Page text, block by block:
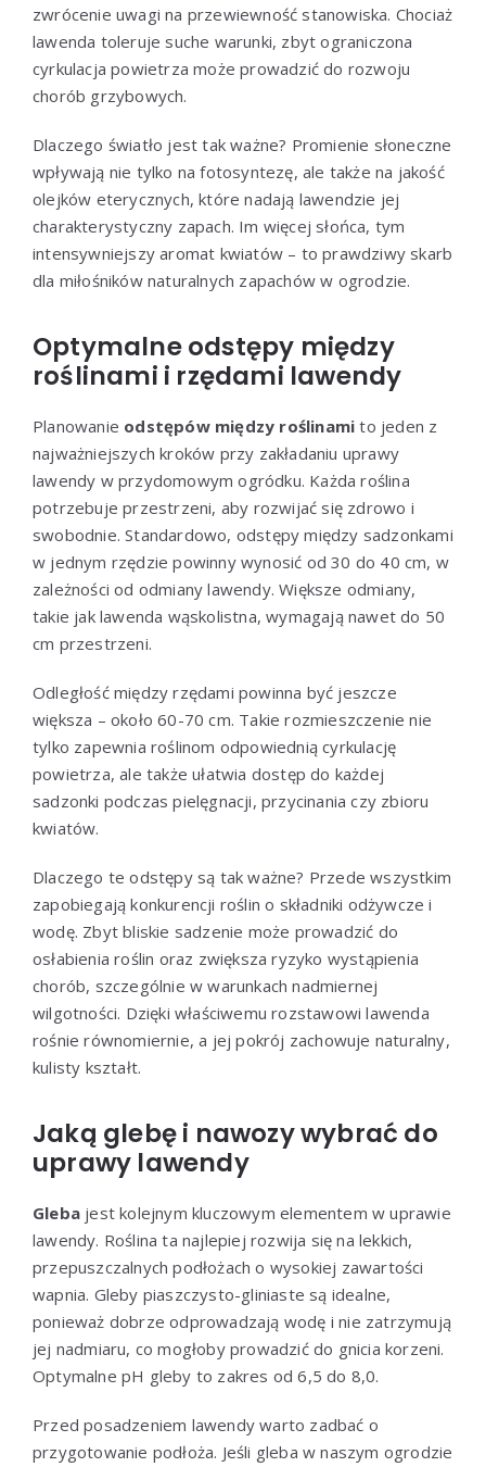
zwrócenie uwagi na przewiewność stanowiska. Chociaż
lawenda toleruje suche warunki, zbyt ograniczona
cyrkulacja powietrza może prowadzić do rozwoju
chorób grzybowych.
Dlaczego światło jest tak ważne? Promienie słoneczne
wpływają nie tylko na fotosyntezę, ale także na jakość
olejków eterycznych, które nadają lawendzie jej
charakterystyczny zapach. Im więcej słońca, tym
intensywniejszy aromat kwiatów – to prawdziwy skarb
dla miłośników naturalnych zapachów w ogrodzie.
Optymalne odstępy między
roślinami i rzędami lawendy
Planowanie odstępów między roślinami to jeden z
najważniejszych kroków przy zakładaniu uprawy
lawendy w przydomowym ogródku. Każda roślina
potrzebuje przestrzeni, aby rozwijać się zdrowo i
swobodnie. Standardowo, odstępy między sadzonkami
w jednym rzędzie powinny wynosić od 30 do 40 cm, w
zależności od odmiany lawendy. Większe odmiany,
takie jak lawenda wąskolistna, wymagają nawet do 50
cm przestrzeni.
Odległość między rzędami powinna być jeszcze
większa – około 60-70 cm. Takie rozmieszczenie nie
tylko zapewnia roślinom odpowiednią cyrkulację
powietrza, ale także ułatwia dostęp do każdej
sadzonki podczas pielęgnacji, przycinania czy zbioru
kwiatów.
Dlaczego te odstępy są tak ważne? Przede wszystkim
zapobiegają konkurencji roślin o składniki odżywcze i
wodę. Zbyt bliskie sadzenie może prowadzić do
osłabienia roślin oraz zwiększa ryzyko wystąpienia
chorób, szczególnie w warunkach nadmiernej
wilgotności. Dzięki właściwemu rozstawowi lawenda
rośnie równomiernie, a jej pokrój zachowuje naturalny,
kulisty kształt.
Jaką glebę i nawozy wybrać do
uprawy lawendy
Gleba jest kolejnym kluczowym elementem w uprawie
lawendy. Roślina ta najlepiej rozwija się na lekkich,
przepuszczalnych podłożach o wysokiej zawartości
wapnia. Gleby piaszczysto-gliniaste są idealne,
ponieważ dobrze odprowadzają wodę i nie zatrzymują
jej nadmiaru, co mogłoby prowadzić do gnicia korzeni.
Optymalne pH gleby to zakres od 6,5 do 8,0.
Przed posadzeniem lawendy warto zadbać o
przygotowanie podłoża. Jeśli gleba w naszym ogrodzie